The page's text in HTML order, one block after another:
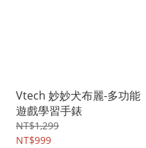
Vtech 妙妙犬布麗-多功能
遊戲學習手錶
NT$1,299
NT$999